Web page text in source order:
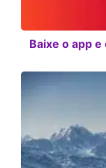
Baixe o app